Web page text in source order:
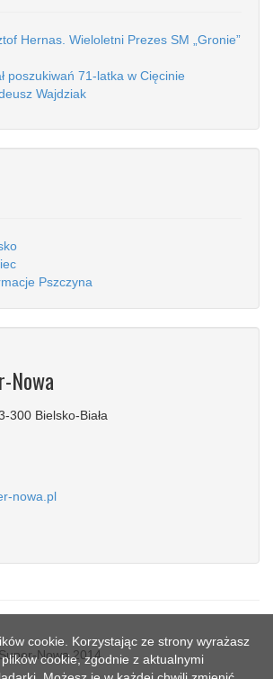
Hernas. Wieloletni Prezes SM „Gronie”
poszukiwań 71-latka w Cięcinie
Wajdziak
Pszczyna
Nowa
300 Bielsko-Biała
nowa.pl
Nowa 2014
cookie. Korzystając ze strony wyrażasz
cookie, zgodnie z aktualnymi